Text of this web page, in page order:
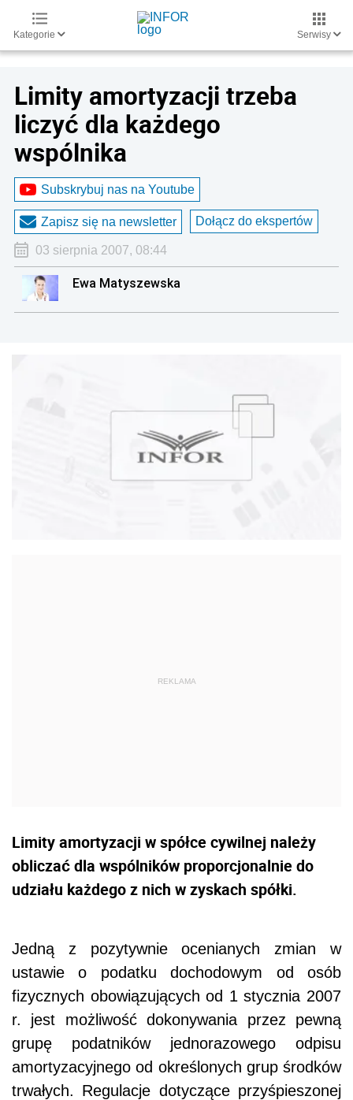
Kategorie Serwisy
Limity amortyzacji trzeba
liczyć dla każdego
wspólnika
Subskrybuj nas na Youtube
Zapisz się na newsletter Dołącz do ekspertów
03 sierpnia 2007, 08:44
Ewa Matyszewska
Limity amortyzacji w spółce cywilnej należy
obliczać dla wspólników proporcjonalnie do
udziału każdego z nich w zyskach spółki.
Jedną z pozytywnie ocenianych zmian w
ustawie o podatku dochodowym od osób
fizycznych obowiązujących od 1 stycznia 2007
r. jest możliwość dokonywania przez pewną
grupę podatników jednorazowego odpisu
amortyzacyjnego od określonych grup środków
trwałych. Regulacje dotyczące przyśpieszonej